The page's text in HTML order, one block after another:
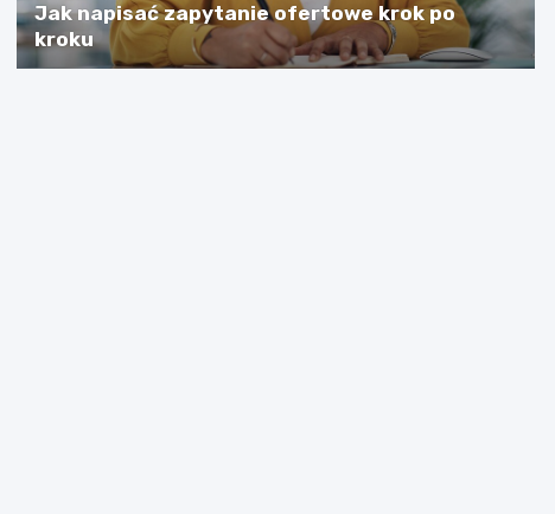
Jak napisać zapytanie ofertowe krok po
kroku